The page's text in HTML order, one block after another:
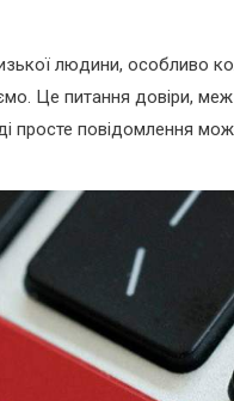
людини, особливо
Це питання довіри, меж
просте повідомлення